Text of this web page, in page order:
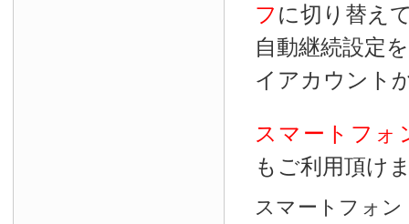
フ に切り替え
自動継続設定
イアカウント
スマートフォ
もご利用頂け
スマートフォ